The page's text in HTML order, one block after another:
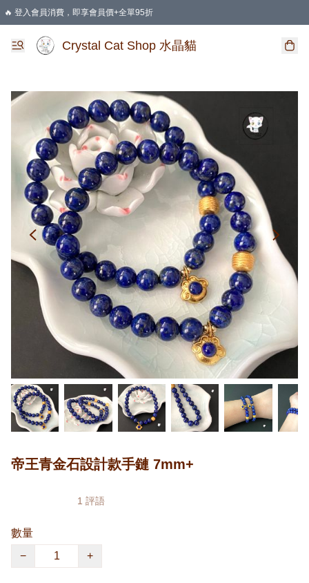
🔥 登入會員消費，即享會員價+全單95折
🛍️ 購物滿HKD 400 即享免運費優惠
Crystal Cat Shop 水晶貓
帝王青金石設計款手鏈 7mm+
1 評語
數量
−
+